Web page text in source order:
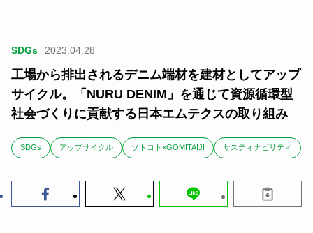
SDGs 2023.04.28
工場から排出されるデニム端材を建材としてアップ
サイクル。「NURU DENIM」を通じて資源循環型
社会づくりに貢献する日本エムテクスの取り組み
SDGs アップサイクル ソトコト×GOMITAIJI サスティナビリティ